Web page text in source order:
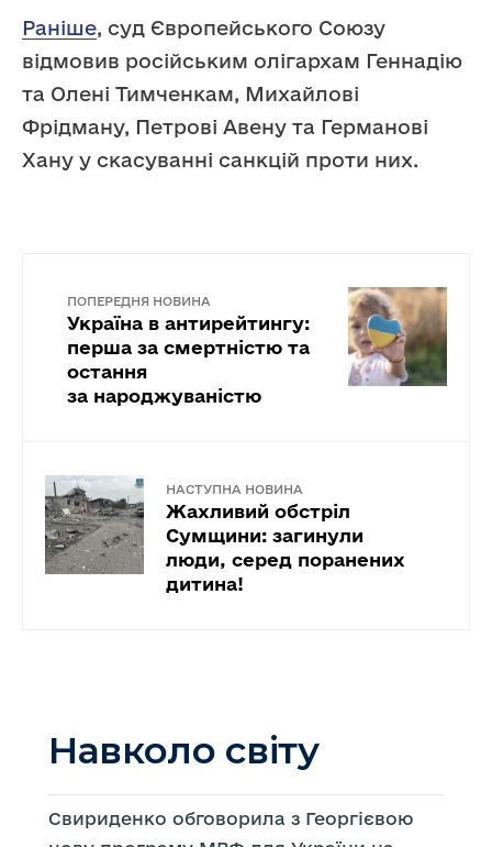
Раніше, суд Європейського Союзу
відмовив російським олігархам Геннадію
та Олені Тимченкам, Михайлові
Фрідману, Петрові Авену та Германові
Хану у скасуванні санкцій проти них.
ПОПЕРЕДНЯ НОВИНА
Україна в антирейтингу:
перша за смертністю та
остання
за народжуваністю
НАСТУПНА НОВИНА
Жахливий обстріл
Сумщини: загинули
люди, серед поранених
дитина!
Навколо світу
Свириденко обговорила з Георгієвою